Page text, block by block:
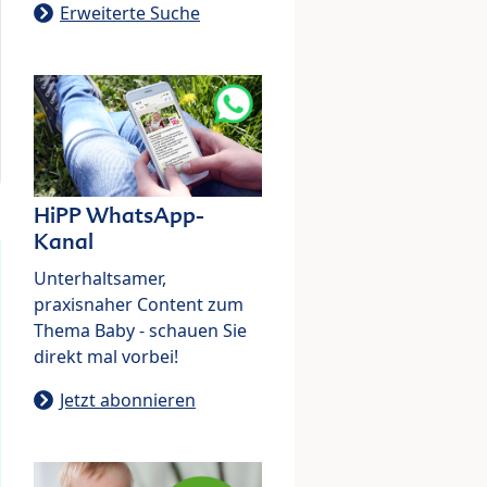
Erweiterte Suche
HiPP WhatsApp-
Kanal
Unterhaltsamer,
praxisnaher Content zum
Thema Baby - schauen Sie
direkt mal vorbei!
Jetzt abonnieren